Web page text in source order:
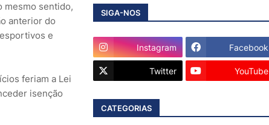
mesmo sentido,
anterior do
e
feriam a Lei
isenção
SIGA-NOS
Instagram Facebook
Twitter YouTube
CATEGORIAS